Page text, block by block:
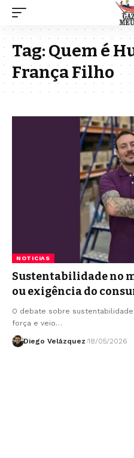
Tag:Quem é
França Filho
NOTICIAS
Sustentabilidade no
ou exigência do
O debate sobre
força e veio…
Diego Velázquez 18/05/2026